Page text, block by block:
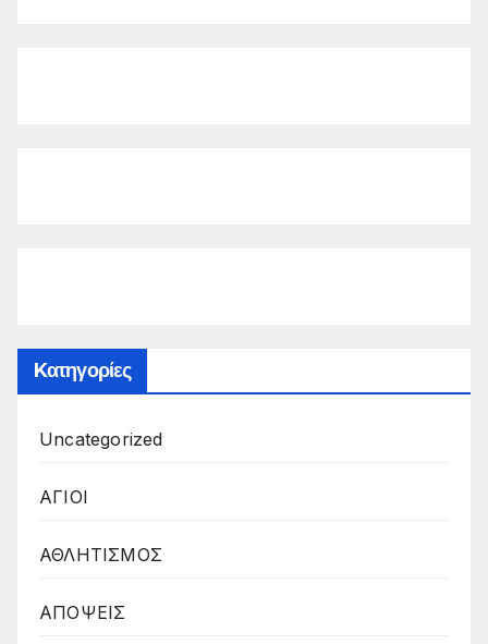
Kατηγορίες
Uncategorized
ΑΓΙΟΙ
ΑΘΛΗΤΙΣΜΟΣ
ΑΠΟΨΕΙΣ